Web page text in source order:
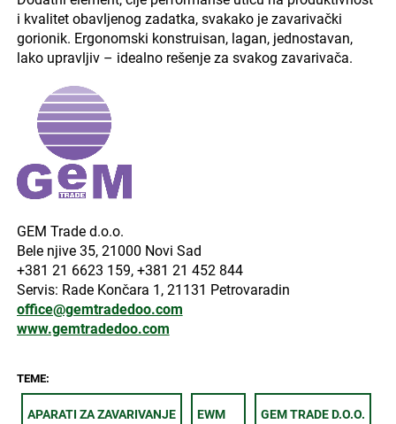
i kvalitet obavljenog zadatka, svakako je zavarivački
gorionik. Ergonomski konstruisan, lagan, jednostavan,
lako upravljiv – idealno rešenje za svakog zavarivača.
GEM Trade d.o.o.
Bele njive 35, 21000 Novi Sad
+381 21 6623 159, +381 21 452 844
Servis: Rade Končara 1, 21131 Petrovaradin
office@gemtradedoo.com
www.gemtradedoo.com
TEME:
APARATI ZA ZAVARIVANJE EWM GEM TRADE D.O.O.